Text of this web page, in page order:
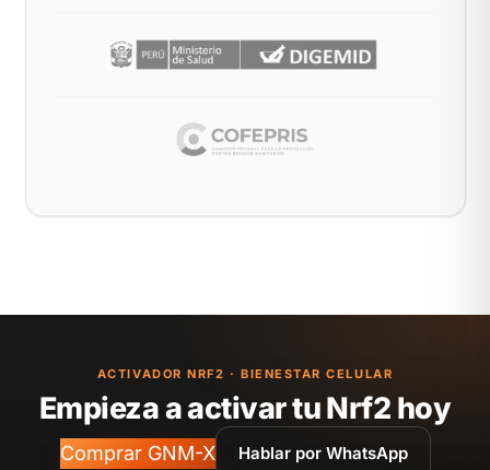
ACTIVADOR NRF2 · BIENESTAR CELULAR
Empieza a activar tu Nrf2 hoy
Comprar GNM-X Hablar por WhatsApp